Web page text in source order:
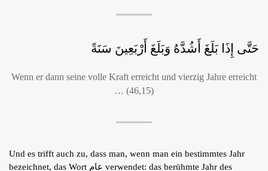
حَتَّى إِذَا بَلَغَ أَشُدَّهُ وَبَلَغَ أَرْبَعِينَ سَنَةً
Wenn er dann seine volle Kraft erreicht und vierzig Jahre erreicht
… (46,15)
Und es trifft auch zu, dass man, wenn man ein bestimmtes Jahr
bezeichnet, das Wort عام verwendet: das berühmte Jahr des